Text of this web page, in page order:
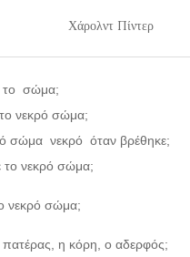
Χάρολντ Πίντερ
το σώμα;
νεκρό σώμα;
σώμα νεκρό όταν βρέθηκε;
το νεκρό σώμα;
νεκρό σώμα;
πατέρας, η κόρη, ο αδερφός;